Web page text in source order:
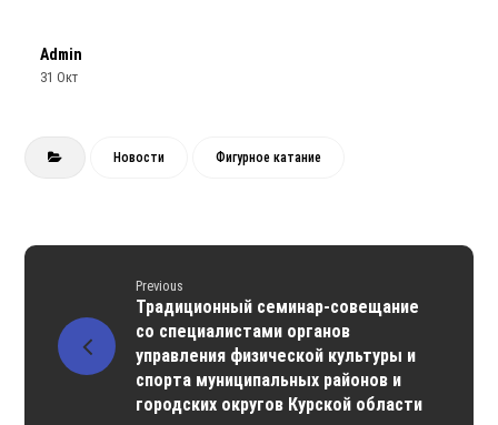
Admin
31 Окт
Новости Фигурное катание
Previous
Традиционный семинар-совещание
со специалистами органов
управления физической культуры и
спорта муниципальных районов и
городских округов Курской области